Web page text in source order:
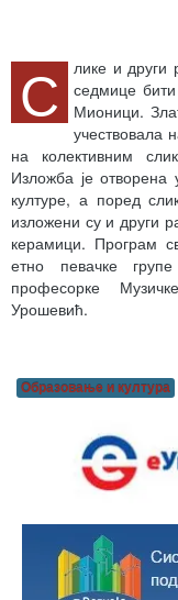
С
лике и други
седмице
Мионици.
учествовала
на колективним
Изложба је отворена
културе, а поред
изложени су и други
керамици. Програм
етно певачке
професорке
Урошевић.
Образовање и култура